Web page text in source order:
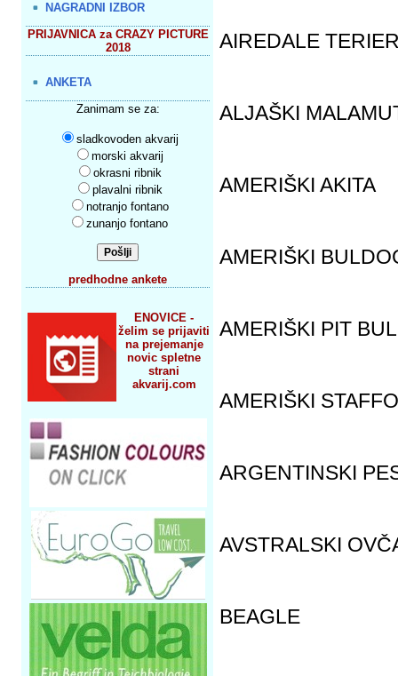
NAGRADNI IZBOR
PRIJAVNICA za CRAZY PICTURE
2018
ANKETA
Zanimam se za:
sladkovoden akvarij
morski akvarij
okrasni ribnik
plavalni ribnik
notranjo fontano
zunanjo fontano
predhodne ankete
ENOVICE -
želim se prijaviti
na prejemanje
novic spletne
strani
akvarij.com
AIREDALE
ALJAŠKI
AMERIŠKI AKITA
AMERIŠKI
AMERIŠKI PIT
AMERIŠKI
ARGENTINSKI
AVSTRALSKI
BEAGLE